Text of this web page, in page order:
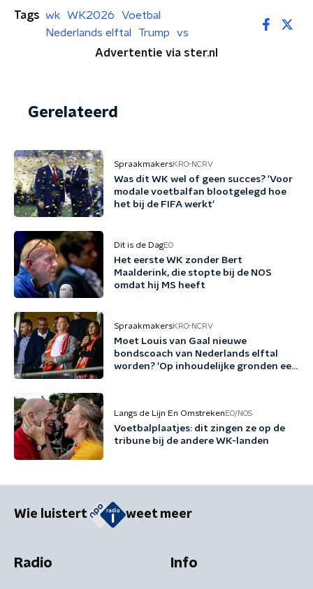
Tags wk WK2026
Voetbal
Nederlands elftal
Trump
vs
Advertentie via ster.nl
Gerelateerd
SpraakmakersKRO-NCRV
Was dit WK wel of geen succes? 'Voor
modale voetbalfan blootgelegd hoe
het bij de FIFA werkt'
Dit is de DagEO
Het eerste WK zonder Bert
Maalderink, die stopte bij de NOS
omdat hij MS heeft
SpraakmakersKRO-NCRV
Moet Louis van Gaal nieuwe
bondscoach van Nederlands elftal
worden? 'Op inhoudelijke gronden een
Langs de Lijn En Omstreken EO/NOS
Voetbalplaatjes: dit zingen ze op de
tribune bij de andere WK-landen
Wie luistert weet meer
Radio Info